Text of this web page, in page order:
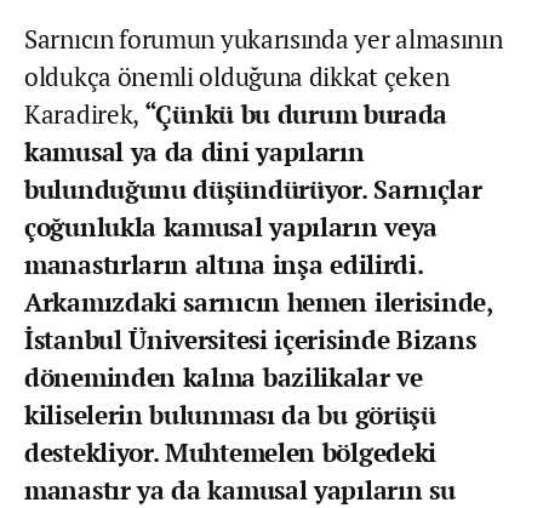
Sarnıcın forumun yukarısında yer almasının
oldukça önemli olduğuna dikkat çeken
Karadirek, “Çünkü bu durum burada
kamusal ya da dini yapıların
bulunduğunu düşündürüyor. Sarnıçlar
çoğunlukla kamusal yapıların veya
manastırların altına inşa edilirdi.
Arkamızdaki sarnıcın hemen ilerisinde,
İstanbul Üniversitesi içerisinde Bizans
döneminden kalma bazilikalar ve
kiliselerin bulunması da bu görüşü
destekliyor. Muhtemelen bölgedeki
manastır ya da kamusal yapıların su